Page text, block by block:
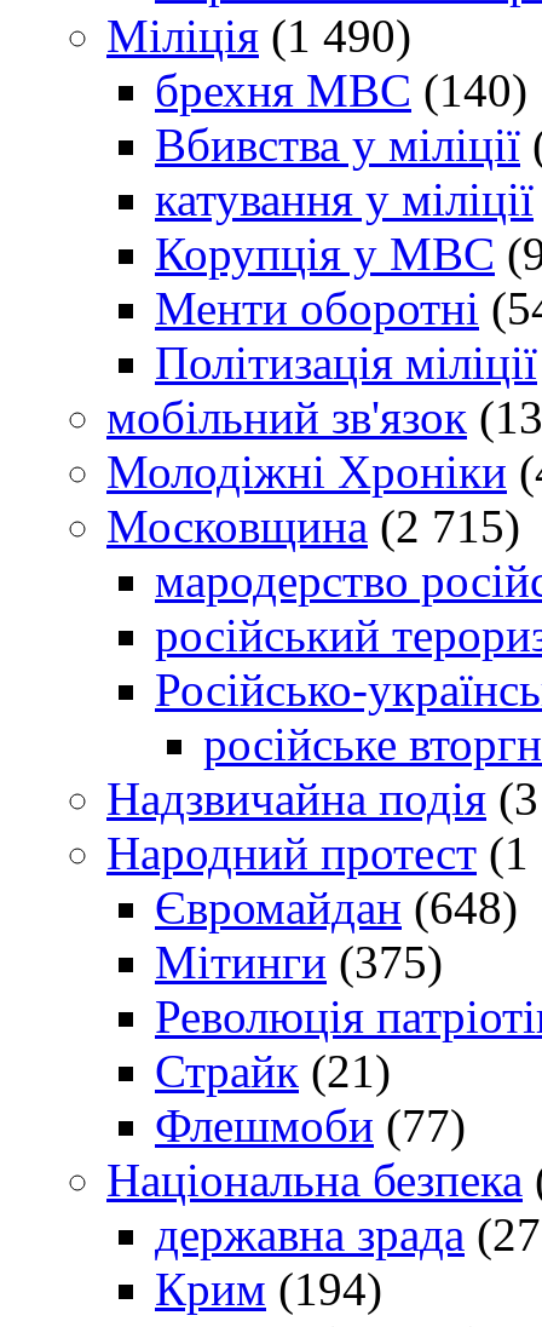
Міліція (1 490)
брехня МВС (140)
Вбивства у міліції
катування у міліції
Корупція у МВС
Менти оборотні
Політизація міліції
мобільний зв'язок
Молодіжні Хроніки
Московщина (2 715)
мародерство
російський
Російсько-
російське
Надзвичайна подія
Народний протест (1
Євромайдан (648)
Мітинги (375)
Революція
Страйк (21)
Флешмоби (77)
Національна безпека
державна зрада
Крим (194)